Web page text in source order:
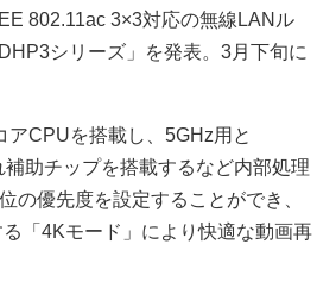
802.11ac 3×3対応の無線LANル
シリーズ」を発表。3月下旬に
CPUを搭載し、5GHz用と
助チップを搭載するなど内部処理
の優先度を設定することができ、
「4Kモード」により快適な動画再